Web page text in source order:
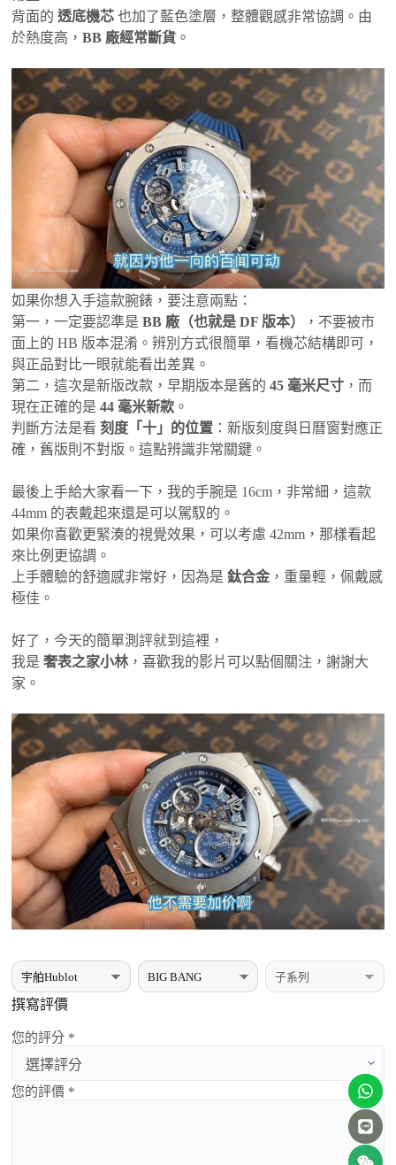
背面的透底機芯 也加了藍色塗層，整體觀感非常協調。由
於熱度高，BB 廠經常斷貨 。
如果你想入手這款腕錶，要注意兩點：
第一，一定要認準是BB 廠（也就是 DF 版本）
，不要被市
面上的 HB 版本混淆。辨別方式很簡單，看機芯結構即可，
與正品對比一眼就能看出差異。
第二，這次是新版改款，早期版本是舊的45 毫米尺寸 ，而
現在正確的是44 毫米新款 。
判斷方法是看刻度「十」的位置 ：新版刻度與日曆窗對應正
確，舊版則不對版。這點辨識非常關鍵。
最後上手給大家看一下，我的手腕是 16cm，非常細，這款
44mm 的表戴起來還是可以駕馭的。
如果你喜歡更緊湊的視覺效果，可以考慮 42mm，那樣看起
來比例更協調。
上手體驗的舒適感非常好，因為是鈦合金 ，重量輕，佩戴感
極佳。
好了，今天的簡單測評就到這裡，
我是奢表之家小林 ，喜歡我的影片可以點個關注，謝謝大
家。
撰寫評價
您的評分 *
您的評價 *